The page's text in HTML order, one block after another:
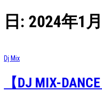
日: 2024年1
Dj Mix
【DJ MIX-